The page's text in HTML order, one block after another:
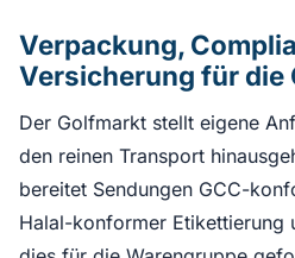
Verpackung,
Versicherung für die
Der Golfmarkt stellt eigene
den reinen Transport
bereitet Sendungen GCC-
Halal-konformer Etikettierung